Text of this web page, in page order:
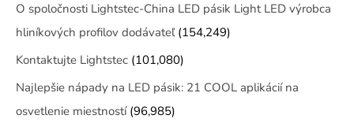
O spoločnosti Lightstec-China LED pásik Light LED výrobca
hliníkových profilov dodávateľ (154,249)
Kontaktujte Lightstec (101,080)
Najlepšie nápady na LED pásik: 21 COOL aplikácií na
osvetlenie miestností (96,985)